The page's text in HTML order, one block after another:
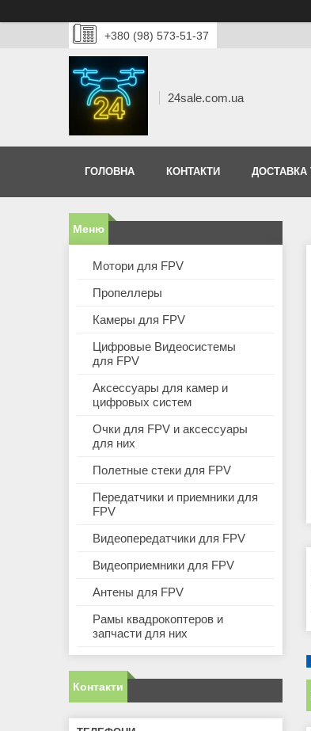
+380 (98) 573-51-37
24sale.com.ua
ГОЛОВНА КОНТАКТИ ДОСТАВКА
Мотори для FPV
Пропеллеры
Камеры для FPV
Цифровые Видеосистемы
для FPV
Аксессуары для камер и
цифровых систем
Очки для FPV и аксессуары
для них
Полетные стеки для FPV
Передатчики и приемники для
FPV
Видеопередатчики для FPV
Видеоприемники для FPV
Антены для FPV
Рамы квадрокоптеров и
запчасти для них
Контакти